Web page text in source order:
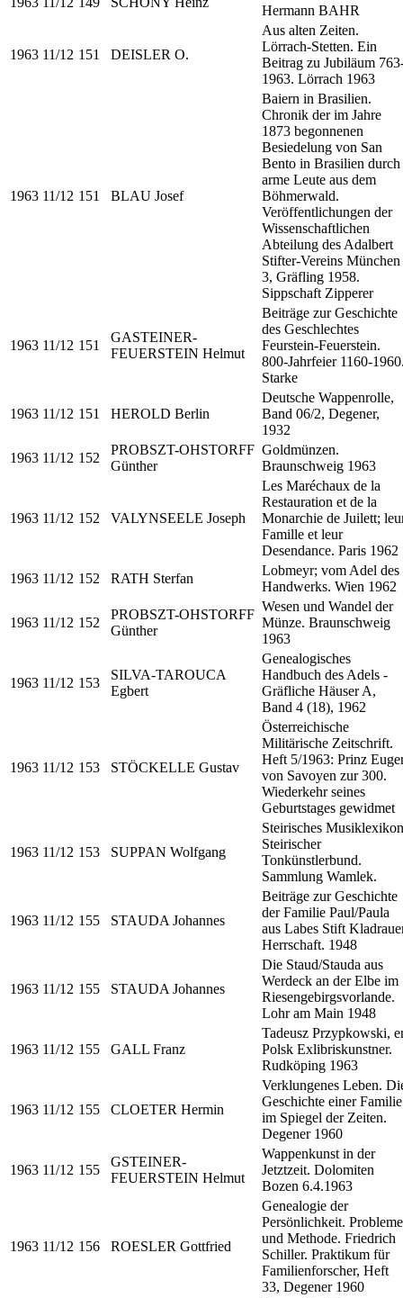
Hermann BAHR
1963 11/12 151 DEISLER O.
Aus alten Zeiten.
Lörrach-Stetten. Ein
Beitrag zu Jubiläum
1963. Lörrach 1963
1963 11/12 151 BLAU Josef
Baiern in Brasilien.
Chronik der im Jahre
1873 begonnenen
Besiedelung von San
Bento in Brasilien durch
arme Leute aus dem
Böhmerwald.
Veröffentlichungen der
Wissenschaftlichen
Abteilung des Adalbert
Stifter-Vereins München
3, Gräfling 1958.
Sippschaft Zipperer
1963 11/12 151
GASTEINER-
FEUERSTEIN Helmut
Beiträge zur Geschichte
des Geschlechtes
Feurstein-Feuerstein.
800-Jahrfeier 1160-
Starke
1963 11/12 151 HEROLD Berlin
Deutsche Wappenrolle,
Band 06/2, Degener,
1932
1963 11/12 152
PROBSZT-OHSTORFF
Günther
Goldmünzen.
Braunschweig 1963
1963 11/12 152 VALYNSEELE Joseph
Les Maréchaux de la
Restauration et de la
Monarchie de Juilett;
Famille et leur
Desendance. Paris 1962
1963 11/12 152 RATH Sterfan
Lobmeyr; vom Adel des
Handwerks. Wien 1962
1963 11/12 152
PROBSZT-OHSTORFF
Günther
Wesen und Wandel der
Münze. Braunschweig
1963
1963 11/12 153
SILVA-TAROUCA
Egbert
Genealogisches
Handbuch des Adels -
Gräfliche Häuser A,
Band 4 (18), 1962
1963 11/12 153 STÖCKELLE Gustav
Österreichische
Militärische Zeitschrift.
Heft 5/1963: Prinz
von Savoyen zur 300.
Wiederkehr seines
Geburtstages gewidmet
1963 11/12 153 SUPPAN Wolfgang
Steirisches
Steirischer
Tonkünstlerbund.
Sammlung Wamlek.
1963 11/12 155 STAUDA Johannes
Beiträge zur Geschichte
der Familie Paul/Paula
aus Labes Stift
Herrschaft. 1948
1963 11/12 155 STAUDA Johannes
Die Staud/Stauda aus
Werdeck an der Elbe im
Riesengebirgsvorlande.
Lohr am Main 1948
1963 11/12 155 GALL Franz
Tadeusz Przypkowski,
Polsk Exlibriskunstner.
Rudköping 1963
1963 11/12 155 CLOETER Hermin
Verklungenes Leben.
Geschichte einer Familie
im Spiegel der Zeiten.
Degener 1960
1963 11/12 155
GSTEINER-
FEUERSTEIN Helmut
Wappenkunst in der
Jetztzeit. Dolomiten
Bozen 6.4.1963
1963 11/12 156 ROESLER Gottfried
Genealogie der
Persönlichkeit. Probleme
und Methode. Friedrich
Schiller. Praktikum für
Familienforscher, Heft
33, Degener 1960